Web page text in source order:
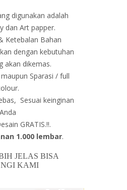
digunakan adalah
dan Art papper.
Ketebalan Bahan
dengan kebutuhan
akan dikemas.
Sparasi / full
Sesuai keinginan
Anda
GRATIS.!!.
1.000 lembar.
JELAS BISA
KAMI